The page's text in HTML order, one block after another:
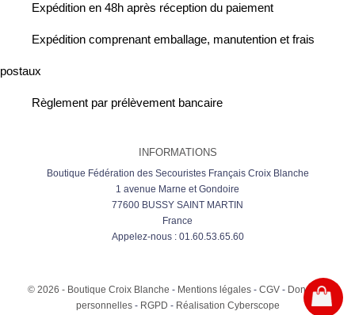
Expédition en 48h après réception du paiement
Expédition comprenant emballage, manutention et frais
postaux
Règlement par prélèvement bancaire
INFORMATIONS
Boutique Fédération des Secouristes Français Croix Blanche
1 avenue Marne et Gondoire
77600 BUSSY SAINT MARTIN
France
Appelez-nous : 01.60.53.65.60
© 2026 - Boutique Croix Blanche - Mentions légales - CGV - Données
personnelles- RGPD - Réalisation Cyberscope